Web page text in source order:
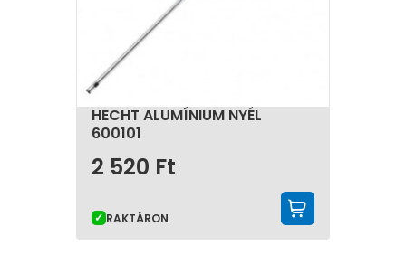
HECHT ALUMÍNIUM NYÉL
600101
2 520 Ft
RAKTÁRON